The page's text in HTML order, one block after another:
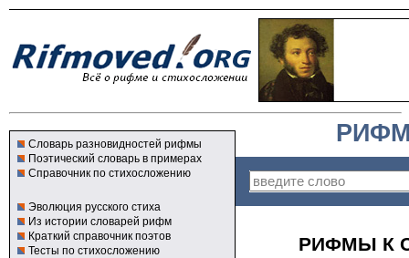
Словарь разновидностей рифмы
Поэтический словарь в примерах
Справочник по стихосложению
Эволюция русского стиха
Из истории словарей рифм
Краткий справочник поэтов
Тесты по стихосложению
РИФМЫ К